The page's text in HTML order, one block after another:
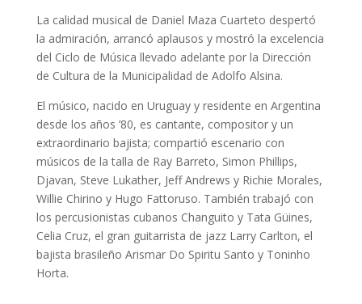
La calidad musical de Daniel Maza Cuarteto despertó
la admiración, arrancó aplausos y mostró la excelencia
del Ciclo de Música llevado adelante por la Dirección
de Cultura de la Municipalidad de Adolfo Alsina.
El músico, nacido en Uruguay y residente en Argentina
desde los años ’80, es cantante, compositor y un
extraordinario bajista; compartió escenario con
músicos de la talla de Ray Barreto, Simon Phillips,
Djavan, Steve Lukather, Jeff Andrews y Richie Morales,
Willie Chirino y Hugo Fattoruso. También trabajó con
los percusionistas cubanos Changuito y Tata Güines,
Celia Cruz, el gran guitarrista de jazz Larry Carlton, el
bajista brasileño Arismar Do Spiritu Santo y Toninho
Horta.